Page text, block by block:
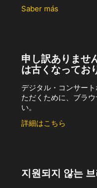
Saber más
申し訳ありませ
は古くなってお
デジタル・コンサー
ただくために、ブラ
い。
詳細はこちら
지원되지 않는